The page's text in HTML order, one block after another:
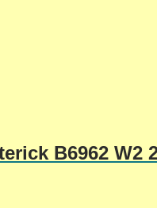
B6962 W2